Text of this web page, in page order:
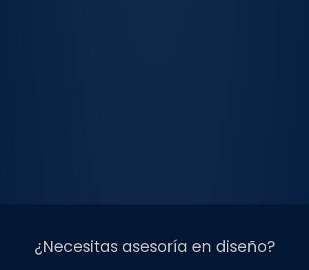
¿Necesitas asesoría en diseño?